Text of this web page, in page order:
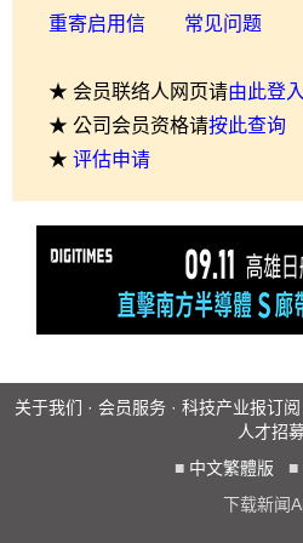
重寄启用信 常见问题
★ 会员联络人网页请由此登入
★ 公司会员资格请按此查询
★ 评估申请
关于我们 · 会员服务 · 科技产业报订阅
人才招
■ 中文繁體版 ■
下载新闻